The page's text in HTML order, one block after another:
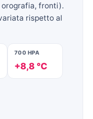
orografia, fronti).
rispetto al
700 HPA
+8,8 °C